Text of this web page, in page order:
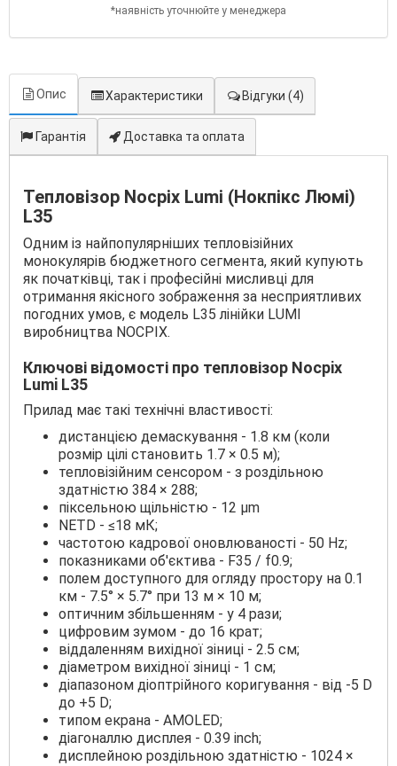
*наявність уточнюйте у менеджера
Опис Характеристики Відгуки (4)
Гарантія Доставка та оплата
Тепловізор Nocpix Lumi (Нокпікс Люмі)
L35
Одним із найпопулярніших тепловізійних
монокулярів бюджетного сегмента, який купують
як початківці, так і професійні мисливці для
отримання якісного зображення за несприятливих
погодних умов, є модель L35 лінійки LUMI
виробництва NOCPIX.
Ключові відомості про тепловізор Nocpix
Lumi L35
Прилад має такі технічні властивості:
дистанцією демаскування - 1.8 км (коли
розмір цілі становить 1.7 × 0.5 м);
тепловізійним сенсором - з роздільною
здатністю 384 × 288;
піксельною щільністю - 12 μm
NETD - ≤18 мК;
частотою кадрової оновлюваності - 50 Hz;
показниками об'єктива - F35 / f0.9;
полем доступного для огляду простору на 0.1
км - 7.5° × 5.7° при 13 м × 10 м;
оптичним збільшенням - у 4 рази;
цифровим зумом - до 16 крат;
віддаленням вихідної зіниці - 2.5 см;
діаметром вихідної зіниці - 1 см;
діапазоном діоптрійного коригування - від -5 D
до +5 D;
типом екрана - AMOLED;
діагоналлю дисплея - 0.39 inch;
дисплейною роздільною здатністю - 1024 ×